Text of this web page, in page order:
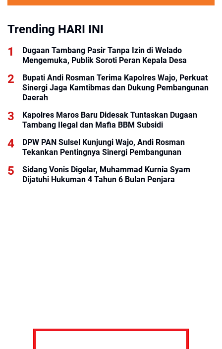
Trending HARI INI
Dugaan Tambang Pasir Tanpa Izin di Welado
Mengemuka, Publik Soroti Peran Kepala Desa
Bupati Andi Rosman Terima Kapolres Wajo, Perkuat
Sinergi Jaga Kamtibmas dan Dukung Pembangunan
Daerah
Kapolres Maros Baru Didesak Tuntaskan Dugaan
Tambang Ilegal dan Mafia BBM Subsidi
DPW PAN Sulsel Kunjungi Wajo, Andi Rosman
Tekankan Pentingnya Sinergi Pembangunan
Sidang Vonis Digelar, Muhammad Kurnia Syam
Dijatuhi Hukuman 4 Tahun 6 Bulan Penjara